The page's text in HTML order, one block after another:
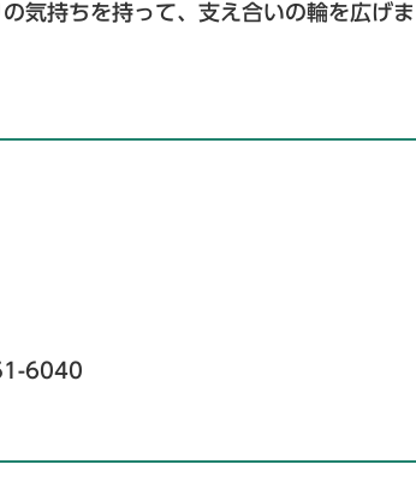
気持ちを持って、支え合いの輪を広げ
6040